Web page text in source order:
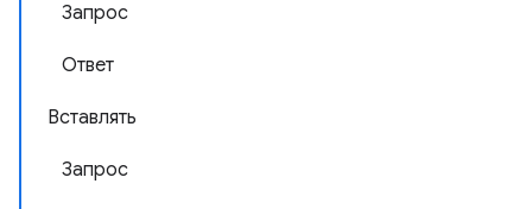
Запрос
Ответ
Вставлять
Запрос